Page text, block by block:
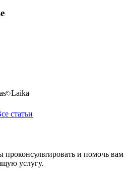
Laikā
статьи
и помочь вам
услугу.